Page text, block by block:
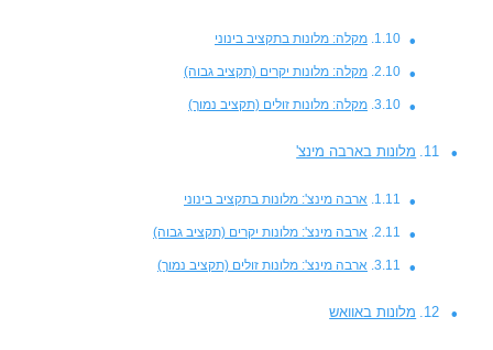
מקלה: מלונות בתקציב בינוני
מקלה: מלונות יקרים (תקציב גבוה)
מקלה: מלונות זולים (תקציב נמוך)
מלונות בארבה מינצ'
ארבה מינצ': מלונות בתקציב בינוני
ארבה מינצ': מלונות יקרים (תקציב גבוה)
ארבה מינצ': מלונות זולים (תקציב נמוך)
מלונות באוואש